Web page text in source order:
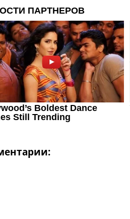
Чемпионат Мира
Украина. Премьер-Лига
Украина. Первая Лига
Лига Чемпионов
Англия. Премьер Лига
Испания. Ла Лига
Другие Турниры >>>
Таблицы групп Чемпионата
Украина. Премьер-Лига
Украина. Первая Лига
Испания. Ла Лига
Все таблицы >>>